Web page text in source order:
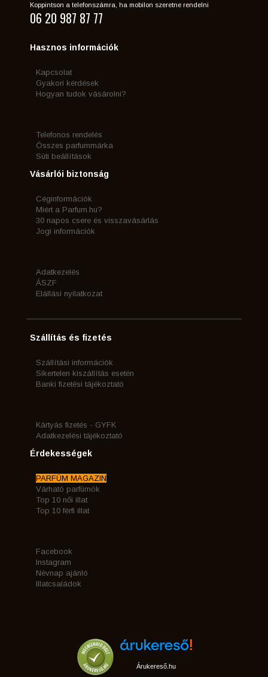
Koppintson a telefonszámra, ha mobilon szeretne rendelni
06 20 987 87 77
Hasznos információk
Kapcsolat
Gyakori kérdések
Hogyan tudok vásárolni?
Telefonos rendelés
Összes parfummárka
Süti beállítások
Vásárlói biztonság
Céginformációk
Miért a Parfum.hu?
30 napos csere és visszavásárlás
Jogi információk
Adatkezelés
ÁSZF
Elállási nyilatkozat
Szállítás és fizetés
Szállítási információk
Sikertelen kiszállítás esetén
Banki fizetési tájékoztató
Kártyás fizetés - GYFK
Adatkezelési tájékoztató
Érdekességek
PARFÜM MAGAZIN
Várható parfümök
Top 10 női illat
Top 10 férfi illat
Facebook
Instagram
Névnap ajánló
Illatcsaládok
Árukereső.hu